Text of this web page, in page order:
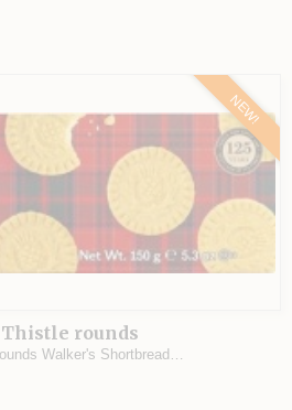
NEW!
rounds
Walker's Shortbread…